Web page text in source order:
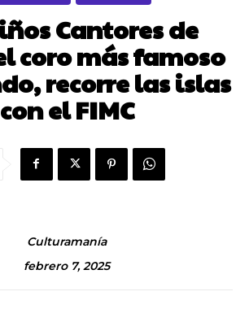
Cantores de
coro más famoso
recorre las islas
con el FIMC
Culturamanía
febrero 7, 2025